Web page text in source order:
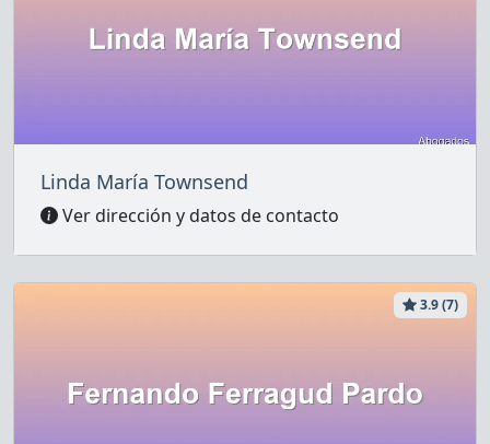
Linda María Townsend
Ver dirección y datos de contacto
3.9 (7)